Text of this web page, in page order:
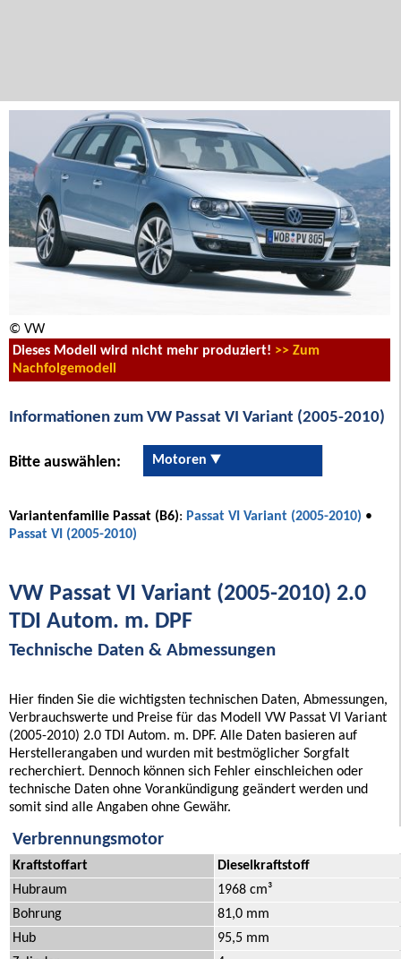
© VW
Dieses Modell wird nicht mehr produziert! >> Zum
Nachfolgemodell
Informationen zum VW Passat VI Variant (2005-2010)
Bitte auswählen: Motoren
Variantenfamilie Passat (B6): Passat VI Variant (2005-2010) •
Passat VI (2005-2010)
VW Passat VI Variant (2005-2010) 2.0
TDI Autom. m. DPF
Technische Daten & Abmessungen
Hier finden Sie die wichtigsten technischen Daten, Abmessungen,
Verbrauchswerte und Preise für das Modell VW Passat VI Variant
(2005-2010) 2.0 TDI Autom. m. DPF. Alle Daten basieren auf
Herstellerangaben und wurden mit bestmöglicher Sorgfalt
recherchiert. Dennoch können sich Fehler einschleichen oder
technische Daten ohne Vorankündigung geändert werden und
somit sind alle Angaben ohne Gewähr.
Verbrennungsmotor
Kraftstoffart
Dieselkraftstoff
Hubraum
1968 cm³
Bohrung
81,0 mm
Hub
95,5 mm